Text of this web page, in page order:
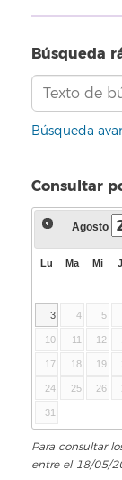
Búsqueda
Búsqueda
Consultar
Agosto
Lu Ma Mi
3 4 5
10 11 12
17 18 19
24 25 26
31
Para consultar
entre el 18/05/